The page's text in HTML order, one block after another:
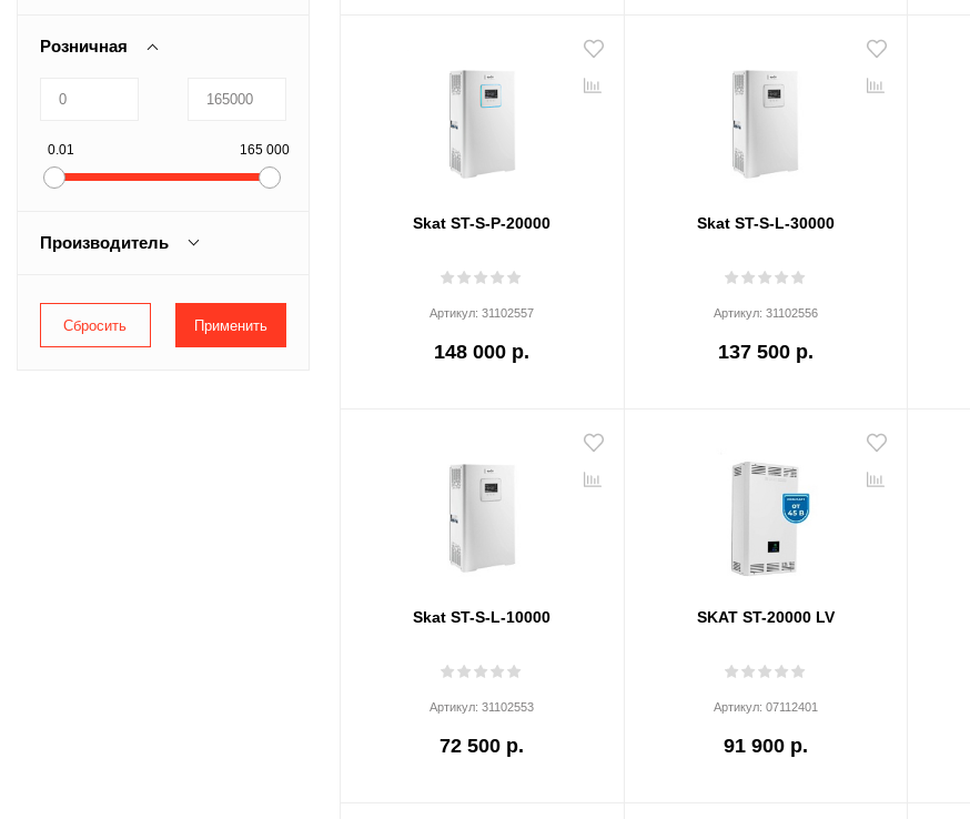
Розничная
0.01 165 000
Производитель
Skat ST-S-P-20000
Артикул:31102557
148 000 р.
Skat ST-S-L-30000
Артикул: 31102556
137 500 р.
Skat ST-S-L-10000
Артикул:31102553
72 500 р.
SKAT ST-20000 LV
Артикул: 07112401
91 900 р.